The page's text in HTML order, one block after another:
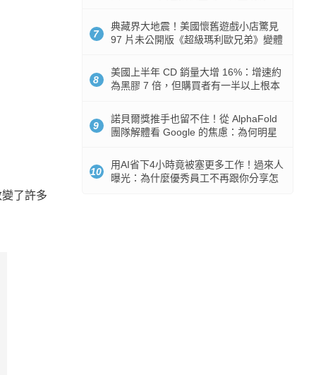
了許多
7
典藏界大地震！美國懷舊遊戲小店驚見
97 片未公開版《超級瑪利歐兄弟》變體
8
美國上半年 CD 銷量大增 16%：增速約
為黑膠 7 倍，但購買者有一半以上根本
9
諾貝爾獎推手也留不住！從 AlphaFold
團隊解體看 Google 的焦慮：為何明星
10
用AI省下4小時竟被塞更多工作！過來人
曝光：為什麼優秀員工不再跟你分享怎